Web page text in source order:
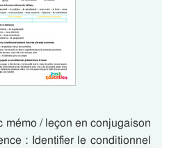
mémo / leçon en conjugaison
: Identifier le conditionnel